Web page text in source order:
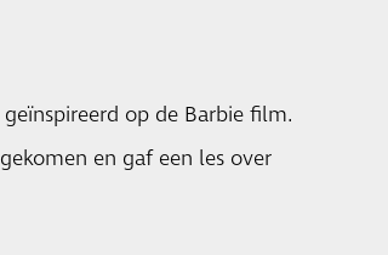
op de Barbie film.
en gaf een les over